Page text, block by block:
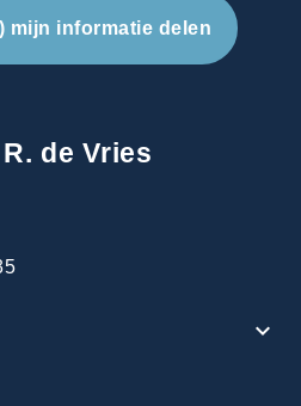
mijn informatie delen
de Vries
expand_more